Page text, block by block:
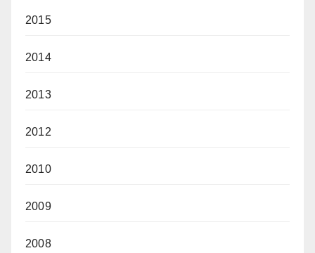
2015
2014
2013
2012
2010
2009
2008